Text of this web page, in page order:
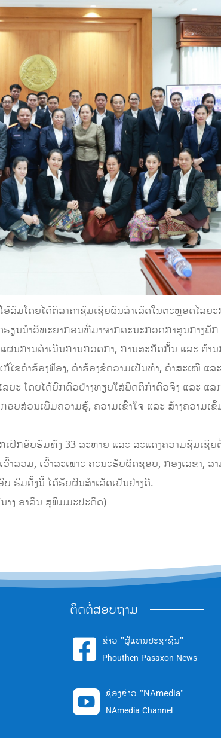
ລົມໂດຍໄດ້ຕີລາຄາຊົມເຊີຍຜົນສຳເລັດໃນຕະຫຼອດໄລ
ນນໍາວິທະຍາກອນທີ່ມາຈາກຄະນະກວດກາສູນກາງພັກ
ນການດໍາເນີນການກວດກາ, ການສະກັດກັ້ນ ແລະ ຕ້າ
ຂຄໍາຮ້ອງຟ້ອງ, ຄໍາຮ້ອງຂໍຄວາມເປັນທໍາ, ຄຳສະເໜີ ແ
ະ ໂດຍໄດ້ຍົກຕົວຢ່າງທຽບໃສ່ພຶດຕິກໍາຕົວຈິງ ແລະ ແ
ບສ່ວນເພີ່ມຄວາມຮູ້, ຄວາມເຂົ້າໃຈ ແລະ ສ້າງຄວາມເ
ຝິກອົບຮົມທັງ 33 ສະຫາຍ ແລະ ສະແດງຄວາມຊົມເຊີ
ລວມ, ເວົ້າສະເພາະ ຄະນະຮັບຜິດຊອບ, ກອງເລຂາ, ສ
ຮົມຄັ້ງນີ້ ໄດ້ຮັບຜົນສຳເລັດເປັນຢ່າງດີ.
າງ ອາລິນ ສຸພິມມະປະດິດ)
ຕິດຕໍ່ສອບຖາມ
 ຂ່າວ "ຜູ້ແທນປະຊາຊົນ"
Phouthen Pasaxon News
 ຊ່ອງຂ່າວ "NAmedia"
NAmedia Channel